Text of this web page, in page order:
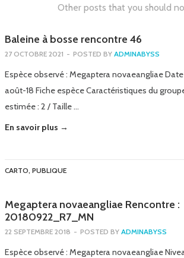
Other posts that you should
Baleine à bosse rencontre 46
27 OCTOBRE 2021 - POSTED BY ADMINABYSS
Espèce observé : Megaptera novaeangliae
août-18 Fiche espèce Caractéristiques du
estimée : 2 / Taille …
En savoir plus →
CARTO, PUBLIQUE
Megaptera novaeangliae Rencontre :
20180922_R7_MN
22 SEPTEMBRE 2018 - POSTED BY ADMINABYSS
Espèce observé : Megaptera novaeangliae